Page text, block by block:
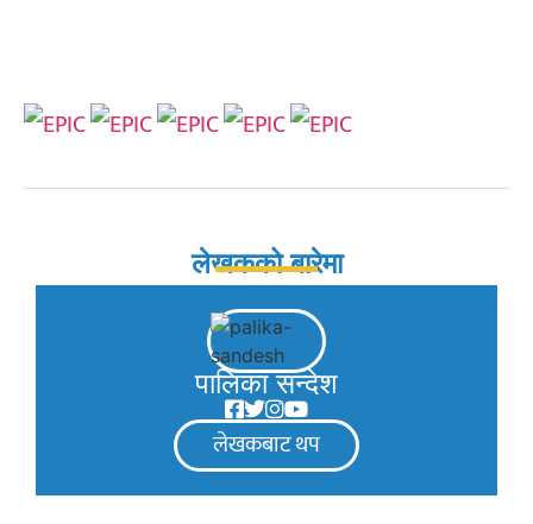
लेखकको बारेमा
पालिका सन्देश
लेखकबाट थप